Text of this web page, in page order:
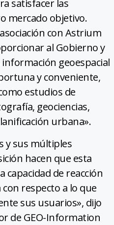
satisfacer las
mercado objetivo.
con Astrium
al Gobierno y
geoespacial
y conveniente,
estudios de
geociencias,
urbana».
y sus múltiples
hacen que esta
capacidad de reacción
respecto a lo que
sus usuarios», dijo
de GEO-Information